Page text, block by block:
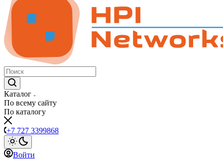
Каталог
По всему сайту
По каталогу
+7 727 3399868
Войти